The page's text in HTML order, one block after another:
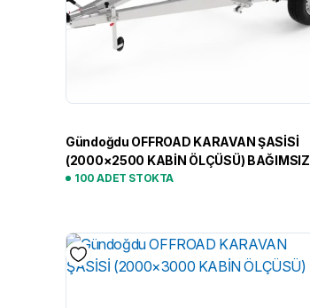
Gündoğdu OFFROAD KARAVAN ŞASİSİ
(2000×2500 KABİN ÖLÇÜSÜ) BAĞIMSIZ
SÜSPANSİYON
100 ADET STOKTA